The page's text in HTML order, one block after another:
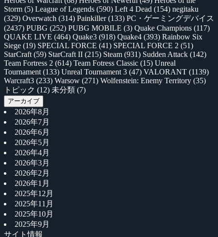
Storm (5) League of Legends (590) Left 4 Dead (154) negitaku
(329) Overwatch (314) Painkiller(133) PC・ゲーミングデバイス
(2437) PUBG (252) PUBG MOBILE (3) Quake Champions (117)
QUAKE LIVE (464) Quake3 (918) Quake4 (393) Rainbow Six
Siege (19) SPECIAL FORCE (41) SPECIAL FORCE 2 (51)
StarCraft (59) StarCraft II (215) Steam (931) Sudden Attack (142)
Team Fortress 2 (614) Team Fotress Classic (15) Unreal
Tournament (133) Unreal Tournament 3 (47) VALORANT (1139)
Warcraft3 (233) Warsow (271) Wolfenstein: Enemy Territory (35)
トピック (12) 未分類 (7)
アーカイブ
2026年8月
2026年7月
2026年6月
2026年5月
2026年4月
2026年3月
2026年2月
2026年1月
2025年12月
2025年11月
2025年10月
2025年9月
サイト情報